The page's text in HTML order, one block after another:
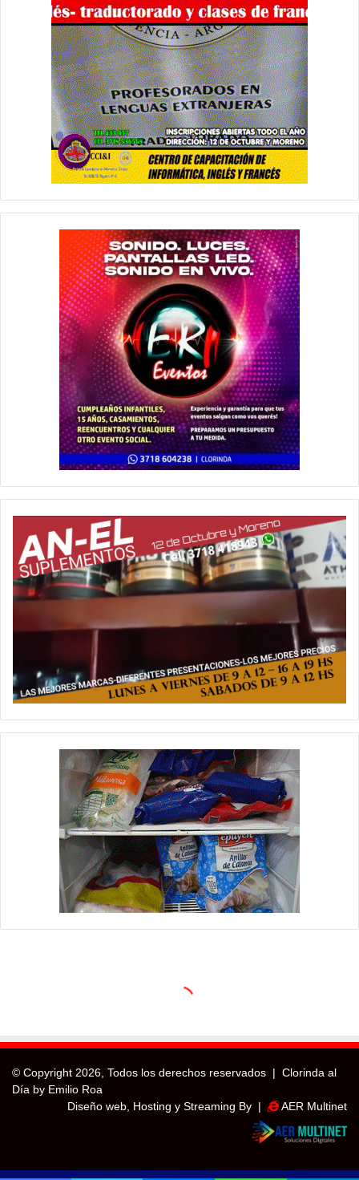
© Copyright 2026, Todos los derechos reservados | Clorinda al
Día by Emilio Roa
Diseño web, Hosting y Streaming By |
AER Multinet